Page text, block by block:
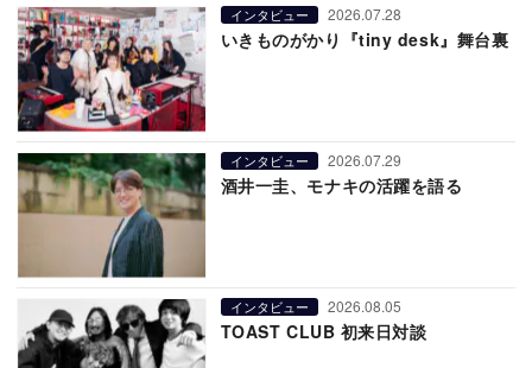
インタビュー 2026.07.28
いきものがかり『tiny desk』舞台裏
インタビュー 2026.07.29
酒井一圭、モナキの活躍を語る
インタビュー 2026.08.05
TOAST CLUB 初来日対談